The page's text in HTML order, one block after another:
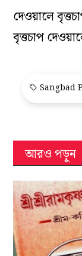
দেওয়ালে
বৃত্তচাপ
Sangbad
আরও পড়ুন